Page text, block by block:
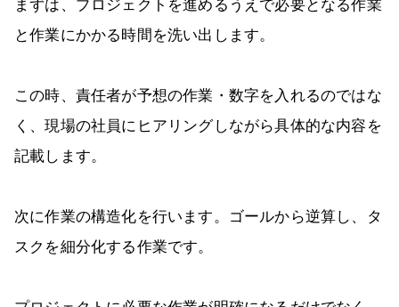
まずは、プロジェクトを進めるうえで必要となる作業
と作業にかかる時間を洗い出します。
この時、責任者が予想の作業・数字を入れるのではな
く、現場の社員にヒアリングしながら具体的な内容を
記載します。
次に作業の構造化を行います。ゴールから逆算し、タ
スクを細分化する作業です。